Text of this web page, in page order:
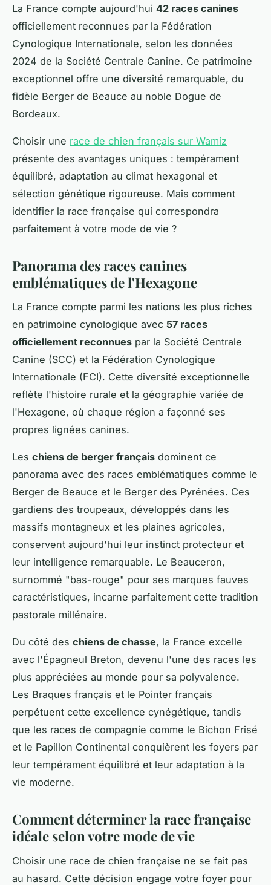
La France compte aujourd'hui 42 races canines
officiellement reconnues par la Fédération
Cynologique Internationale, selon les données
2024 de la Société Centrale Canine. Ce patrimoine
exceptionnel offre une diversité remarquable, du
fidèle Berger de Beauce au noble Dogue de
Bordeaux.
Choisir une race de chien français sur Wamiz
présente des avantages uniques : tempérament
équilibré, adaptation au climat hexagonal et
sélection génétique rigoureuse. Mais comment
identifier la race française qui correspondra
parfaitement à votre mode de vie ?
Panorama des races canines
emblématiques de l'Hexagone
La France compte parmi les nations les plus riches
en patrimoine cynologique avec 57 races
officiellement reconnues par la Société Centrale
Canine (SCC) et la Fédération Cynologique
Internationale (FCI). Cette diversité exceptionnelle
reflète l'histoire rurale et la géographie variée de
l'Hexagone, où chaque région a façonné ses
propres lignées canines.
Les chiens de berger français dominent ce
panorama avec des races emblématiques comme le
Berger de Beauce et le Berger des Pyrénées. Ces
gardiens des troupeaux, développés dans les
massifs montagneux et les plaines agricoles,
conservent aujourd'hui leur instinct protecteur et
leur intelligence remarquable. Le Beauceron,
surnommé "bas-rouge" pour ses marques fauves
caractéristiques, incarne parfaitement cette tradition
pastorale millénaire.
Du côté des chiens de chasse, la France excelle
avec l'Épagneul Breton, devenu l'une des races les
plus appréciées au monde pour sa polyvalence.
Les Braques français et le Pointer français
perpétuent cette excellence cynégétique, tandis
que les races de compagnie comme le Bichon Frisé
et le Papillon Continental conquièrent les foyers par
leur tempérament équilibré et leur adaptation à la
vie moderne.
Comment déterminer la race française
idéale selon votre mode de vie
Choisir une race de chien française ne se fait pas
au hasard. Cette décision engage votre foyer pour